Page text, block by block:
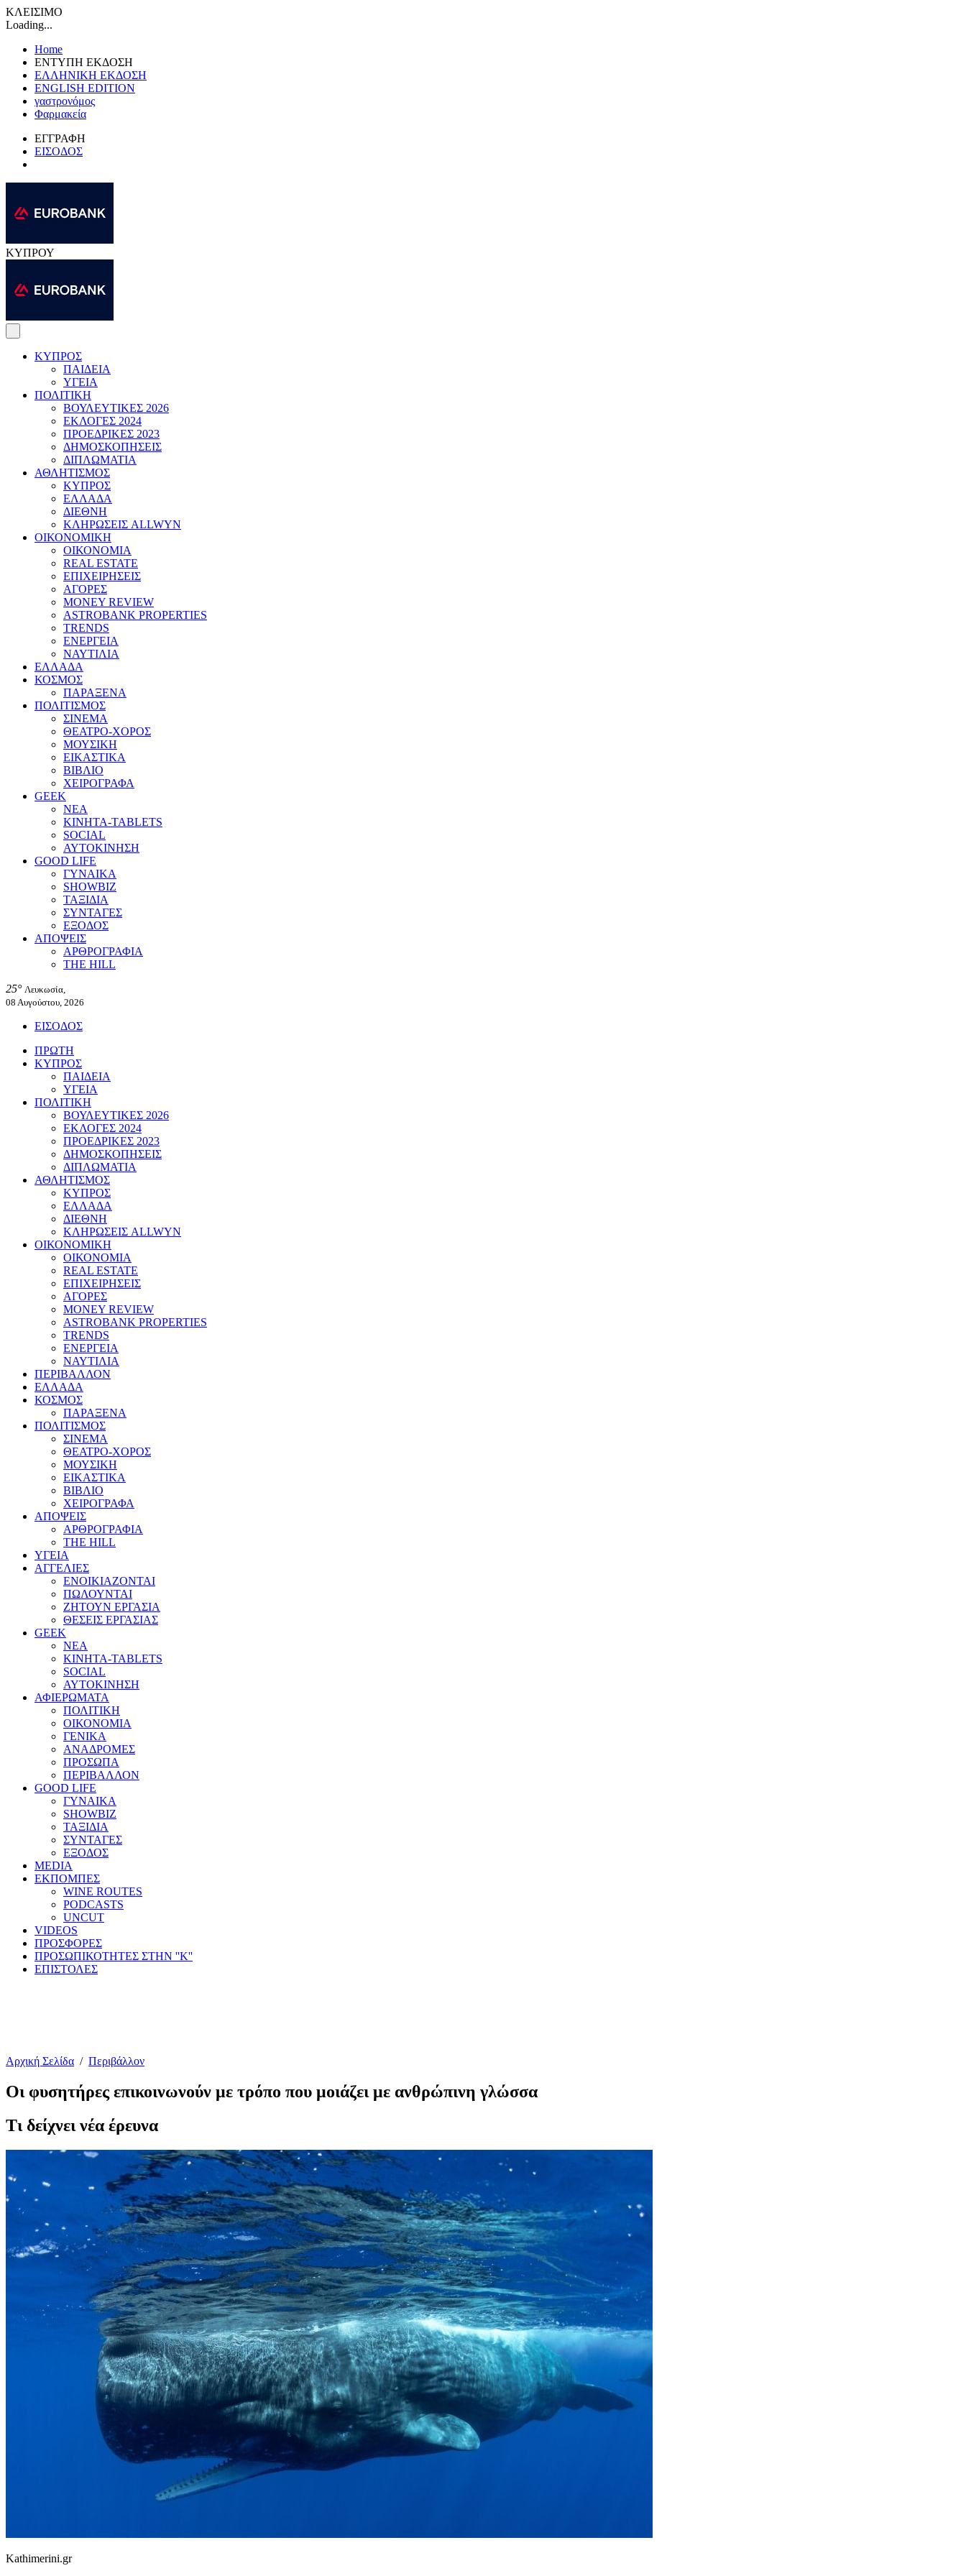
ΚΛΕΙΣΙΜΟ
Loading...
Home
ΕΝΤΥΠΗ ΕΚΔΟΣΗ
ΕΛΛΗΝΙΚΗ ΕΚΔΟΣΗ
ENGLISH EDITION
γαστρονόμος
Φαρμακεία
ΕΓΓΡΑΦΗ
ΕΙΣΟΔΟΣ
ΚΥΠΡΟΥ
ΚΥΠΡΟΣ
ΠΑΙΔΕΙΑ
ΥΓΕΙΑ
ΠΟΛΙΤΙΚΗ
ΒΟΥΛΕΥΤΙΚΕΣ 2026
ΕΚΛΟΓΕΣ 2024
ΠΡΟΕΔΡΙΚΕΣ 2023
ΔΗΜΟΣΚΟΠΗΣΕΙΣ
ΔΙΠΛΩΜΑΤΙΑ
ΑΘΛΗΤΙΣΜΟΣ
ΚΥΠΡΟΣ
ΕΛΛΑΔΑ
ΔΙΕΘΝΗ
ΚΛΗΡΩΣΕΙΣ ALLWYN
ΟΙΚΟΝΟΜΙΚΗ
ΟΙΚΟΝΟΜΙΑ
REAL ESTATE
ΕΠΙΧΕΙΡΗΣΕΙΣ
ΑΓΟΡΕΣ
MONEY REVIEW
ASTROBANK PROPERTIES
TRENDS
ΕΝΕΡΓΕΙΑ
ΝΑΥΤΙΛΙΑ
ΕΛΛΑΔΑ
ΚΟΣΜΟΣ
ΠΑΡΑΞΕΝΑ
ΠΟΛΙΤΙΣΜΟΣ
ΣΙΝΕΜΑ
ΘΕΑΤΡΟ-ΧΟΡΟΣ
ΜΟΥΣΙΚΗ
ΕΙΚΑΣΤΙΚΑ
ΒΙΒΛΙΟ
ΧΕΙΡΟΓΡΑΦΑ
GEEK
ΝΕΑ
ΚΙΝΗΤΑ-TABLETS
SOCIAL
ΑΥΤΟΚΙΝΗΣΗ
GOOD LIFE
ΓΥΝΑΙΚΑ
SHOWBIZ
ΤΑΞΙΔΙΑ
ΣΥΝΤΑΓΕΣ
ΕΞΟΔΟΣ
ΑΠΟΨΕΙΣ
ΑΡΘΡΟΓΡΑΦΙΑ
THE HILL
25° Λευκωσία,
08 Αυγούστου, 2026
ΕΙΣΟΔΟΣ
ΠΡΩΤΗ
ΚΥΠΡΟΣ
ΠΑΙΔΕΙΑ
ΥΓΕΙΑ
ΠΟΛΙΤΙΚΗ
ΒΟΥΛΕΥΤΙΚΕΣ 2026
ΕΚΛΟΓΕΣ 2024
ΠΡΟΕΔΡΙΚΕΣ 2023
ΔΗΜΟΣΚΟΠΗΣΕΙΣ
ΔΙΠΛΩΜΑΤΙΑ
ΑΘΛΗΤΙΣΜΟΣ
ΚΥΠΡΟΣ
ΕΛΛΑΔΑ
ΔΙΕΘΝΗ
ΚΛΗΡΩΣΕΙΣ ALLWYN
ΟΙΚΟΝΟΜΙΚΗ
ΟΙΚΟΝΟΜΙΑ
REAL ESTATE
ΕΠΙΧΕΙΡΗΣΕΙΣ
ΑΓΟΡΕΣ
MONEY REVIEW
ASTROBANK PROPERTIES
TRENDS
ΕΝΕΡΓΕΙΑ
ΝΑΥΤΙΛΙΑ
ΠΕΡΙΒΑΛΛΟΝ
ΕΛΛΑΔΑ
ΚΟΣΜΟΣ
ΠΑΡΑΞΕΝΑ
ΠΟΛΙΤΙΣΜΟΣ
ΣΙΝΕΜΑ
ΘΕΑΤΡΟ-ΧΟΡΟΣ
ΜΟΥΣΙΚΗ
ΕΙΚΑΣΤΙΚΑ
ΒΙΒΛΙΟ
ΧΕΙΡΟΓΡΑΦΑ
ΑΠΟΨΕΙΣ
ΑΡΘΡΟΓΡΑΦΙΑ
THE HILL
ΥΓΕΙΑ
ΑΓΓΕΛΙΕΣ
ΕΝΟΙΚΙΑΖΟΝΤΑΙ
ΠΩΛΟΥΝΤΑΙ
ΖΗΤΟΥΝ ΕΡΓΑΣΙΑ
ΘΕΣΕΙΣ ΕΡΓΑΣΙΑΣ
GEEK
ΝΕΑ
ΚΙΝΗΤΑ-TABLETS
SOCIAL
ΑΥΤΟΚΙΝΗΣΗ
ΑΦΙΕΡΩΜΑΤΑ
ΠΟΛΙΤΙΚΗ
ΟΙΚΟΝΟΜΙΑ
ΓΕΝΙΚΑ
ΑΝΑΔΡΟΜΕΣ
ΠΡΟΣΩΠΑ
ΠΕΡΙΒΑΛΛΟΝ
GOOD LIFE
ΓΥΝΑΙΚΑ
SHOWBIZ
ΤΑΞΙΔΙΑ
ΣΥΝΤΑΓΕΣ
ΕΞΟΔΟΣ
MEDIA
ΕΚΠΟΜΠΕΣ
WINE ROUTES
PODCASTS
UNCUT
VIDEOS
ΠΡΟΣΦΟΡΕΣ
ΠΡΟΣΩΠΙΚΟΤΗΤΕΣ ΣΤΗΝ ''Κ''
ΕΠΙΣΤΟΛΕΣ
Αρχική Σελίδα / Περιβάλλον
Οι φυσητήρες επικοινωνούν με τρόπο που μοιάζει με ανθρώπινη γλώσσα
Τι δείχνει νέα έρευνα
Kathimerini.gr